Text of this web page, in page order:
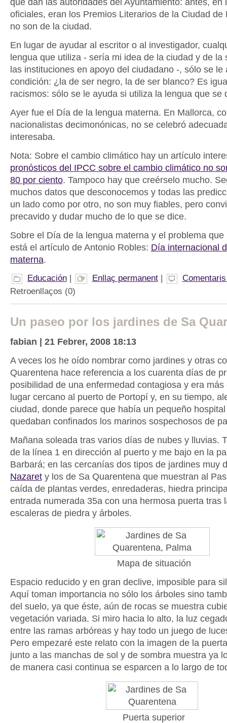
oficiales, eran los Premios Literarios de la Ciudad de
no son de la ciudad.
En lugar de ayudar al escritor o al investigador,
lengua que utiliza - sería mi idea de la ciudad y de la
las instituciones en apoyo del ciudadano -, sólo se le
condición: ¿la de ser negro, la de ser blanco? Es
racismos: sólo se le ayuda si utiliza la lengua que se
Ayer fue el Día de la lengua materna. En Mallorca,
nacionalistas decimonónicas, no se celebró
interesaba.
Nota: Sobre el cambio climático hay un artículo
pronósticos del IPCC sobre el cambio climático no
80 por ciento. Tampoco hay que creérselo mucho.
muchos datos que desconocemos y todas las
un lado como por otro, no son muy fiables, pero
precavido y dudar mucho de lo que se dice.
Sobre el Día de la lengua materna y el problema
está el artículo de Antonio Robles: Día internacional
materna.
Educación| Enllaç permanent|
Retroenllaços (0)
Un paseo por los jardines de Sa
fabian | 21 Febrer, 2008 18:13
A veces los he oído nombrar como jardines y otras
Quarentena hace referencia a los cuarenta días de
posibilidad de una enfermedad contagiosa y era
lugar cercano al puerto de Portopí y, en su tiempo,
ciudad, donde parece que había un pequeño
quedaban confinados los marinos sospechosos de
Mañana soleada tras varios días de nubes y lluvias.
de la línea 1 en dirección al puerto y me bajo en la
Barbará; en las cercanías dos tipos de jardines muy
Nazarety los de Sa Quarentena que muestran al
caída de plantas verdes, enredaderas, hiedra
entrada numerada 35a con una hermosa puerta tras
escaleras de piedra y árboles.
Mapa de situación
Espacio reducido y en gran declive, imposible para
Aquí toman importancia no sólo los árboles sino
del suelo, ya que éste, aún de rocas se muestra
vegetación variada. Si miro hacia lo alto, la luz
entre las ramas arbóreas y hay todo un juego de
Pero empezaré este relato con la imagen de la
junto a las manchas de sol y de sombra muestra ya
de manera casi continua se esparcen a lo largo de
Puerta superior